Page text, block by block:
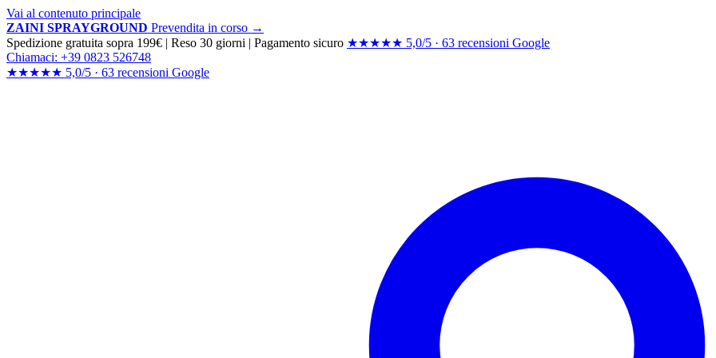
Vai al contenuto principale
ZAINI SPRAYGROUND Prevendita in corso →
Spedizione gratuita sopra 199€ | Reso 30 giorni | Pagamento sicuro ★★★★★ 5,0/5 · 63 recensioni Google
Chiamaci: +39 0823 526748
★★★★★ 5,0/5 · 63 recensioni Google